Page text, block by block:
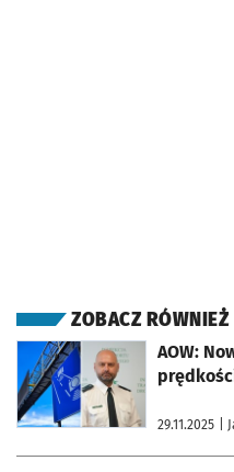
ZOBACZ RÓWNIEŻ
AOW:
29.11.2025 |
otworzy się w nowej karcie